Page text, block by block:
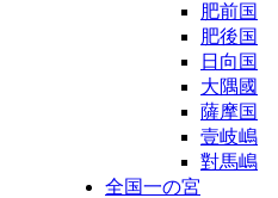
肥前国
肥後国
日向国
大隅國
薩摩国
壹岐嶋
對馬嶋
全国一の宮